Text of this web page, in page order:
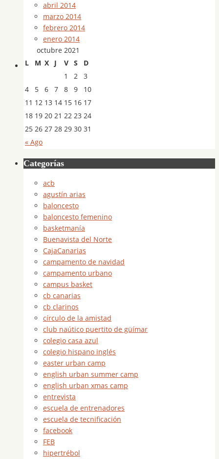
abril 2014
marzo 2014
febrero 2014
enero 2014
octubre 2021
L
M X J V S D
« Ago
1 2
3
4
5 6 7 8 9
10
11 12 13 14 15 16 17
18 19 20 21 22 23 24
25 26 27 28 29 30 31
Categorías
acb
agustín arias
baloncesto
baloncesto femenino
basketmanía
Buenavista del Norte
CajaCanarias
campamento de navidad
campamento urbano
campus basket
cb canarias
cb clarinos
círculo de la amistad
club naútico puertito de güímar
colegio casa azul
colegio hispano inglés
easter urban camp
english urban summer camp
english urban xmas camp
entrevista
escuela de entrenadores
escuela de tecnificación
facebook
FEB
hipertrébol